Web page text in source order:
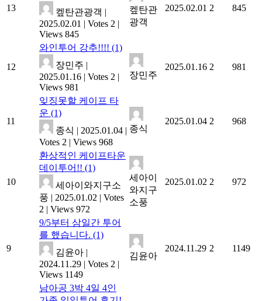
13
켚탄관광객 |
2025.02.01 | Votes 2 |
Views 845
켚탄관
광객
2025.02.01 2 845
12
와인투어 강추!!!! (1)
장민주 |
2025.01.16 | Votes 2 |
Views 981
장민주
2025.01.16 2 981
11
잊징못할 케이프 타
운 (1)
종식 | 2025.01.04 |
Votes 2 | Views 968
종식
2025.01.04 2 968
10
환상적인 케이프타운
데이투어!! (1)
세아이와지구소
풍 | 2025.01.02 | Votes
2 | Views 972
세아이
와지구
소풍
2025.01.02 2 972
9
9/5부터 삼일간 투어
를 했습니다. (1)
김윤아 |
2024.11.29 | Votes 2 |
Views 1149
김윤아
2024.11.29 2 1149
남아공 3박 4일 4인